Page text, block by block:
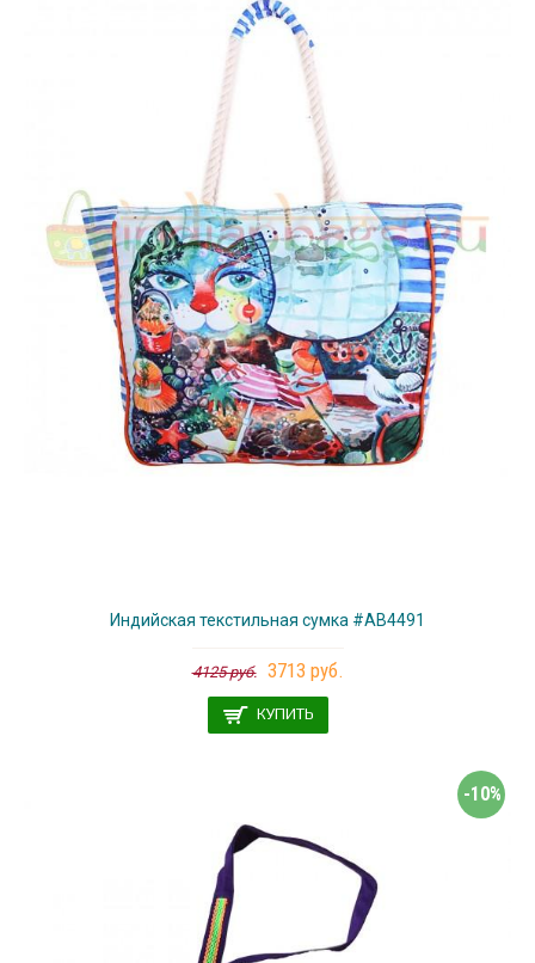
Индийская текстильная сумка #АВ4491
4125 руб. 3713 руб.
КУПИТЬ
-10%